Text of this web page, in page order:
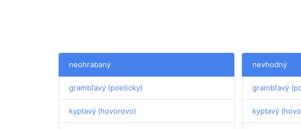
neohrabaný
grambľavý (poeticky)
kyptavý (hovorovo)
nevhodný
grambľavý
kyptavý